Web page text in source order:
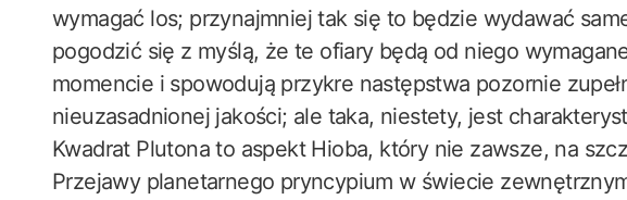
wymagać los; przynajmniej tak się to będzie wydawać
pogodzić się z myślą, że te ofiary będą od niego
momencie i spowodują przykre następstwa pozornie
nieuzasadnionej jakości; ale taka, niestety, jest
Kwadrat Plutona to aspekt Hioba, który nie zawsze, na
Przejawy planetarnego pryncypium w świecie